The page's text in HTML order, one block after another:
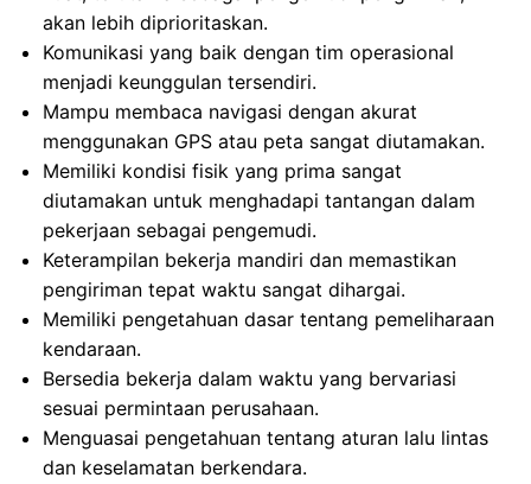
akan lebih diprioritaskan.
Komunikasi yang baik dengan tim operasional
menjadi keunggulan tersendiri.
Mampu membaca navigasi dengan akurat
menggunakan GPS atau peta sangat diutamakan.
Memiliki kondisi fisik yang prima sangat
diutamakan untuk menghadapi tantangan dalam
pekerjaan sebagai pengemudi.
Keterampilan bekerja mandiri dan memastikan
pengiriman tepat waktu sangat dihargai.
Memiliki pengetahuan dasar tentang pemeliharaan
kendaraan.
Bersedia bekerja dalam waktu yang bervariasi
sesuai permintaan perusahaan.
Menguasai pengetahuan tentang aturan lalu lintas
dan keselamatan berkendara.